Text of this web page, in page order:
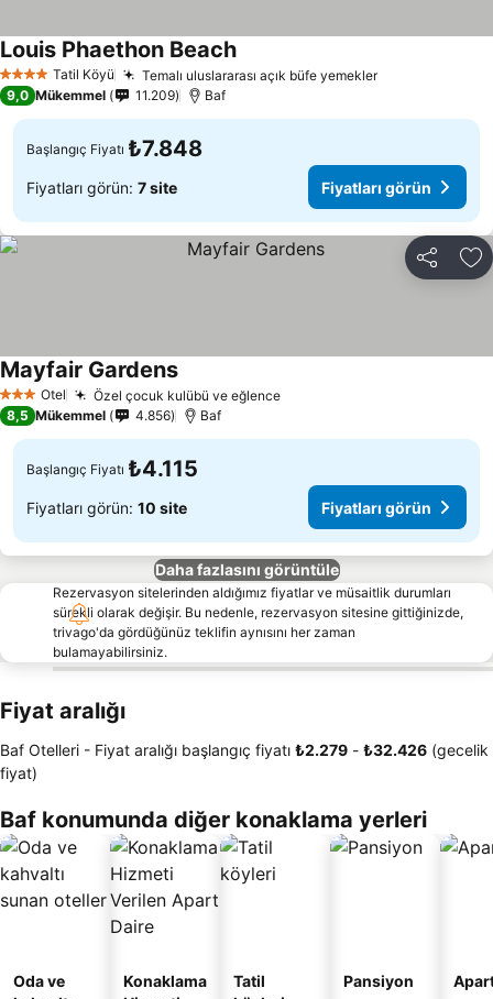
4 Yıldız Tatil Köyü Temalı uluslararası açık büfe yemeklerFiyatları
Louis Phaethon BeachFiyatları görün
9,0 Mükemmel 11.209 Baf
Başlangıç Fiyatı ₺7.848
Fiyatları görün: 7 site Fiyatları görün
Paylaş
3 YıldızOtel Özel çocuk kulübü ve eğlenceFiyatları görün
Mayfair GardensFiyatları görün
8,5 Mükemmel 4.856 Baf
Başlangıç Fiyatı ₺4.115
Fiyatları görün: 10 site Fiyatları görün
Daha fazlasını görüntüle
Rezervasyon sitelerinden aldığımız fiyatlar ve müsaitlik durumları
sürekli olarak değişir. Bu nedenle, rezervasyon sitesine gittiğinizde,
trivago'da gördüğünüz teklifin aynısını her zaman
bulamayabilirsiniz.
Fiyat aralığı
Baf Otelleri - Fiyat aralığı başlangıç fiyatı ‎₺2.279 - ‎₺32.426 (gecelik
fiyat)
Baf konumunda diğer konaklama yerleri
Oda ve
Konaklama
Tatil
Pansiyon